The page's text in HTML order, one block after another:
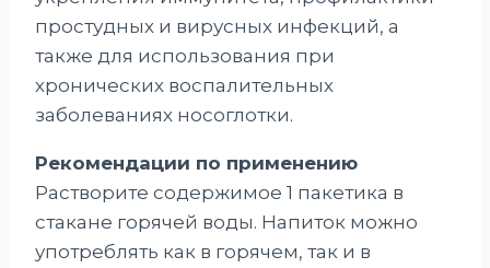
простудных и вирусных инфекций, а
также для использования при
хронических воспалительных
заболеваниях носоглотки.
Рекомендации по применению
Растворите содержимое 1 пакетика в
стакане горячей воды. Напиток можно
употреблять как в горячем, так и в